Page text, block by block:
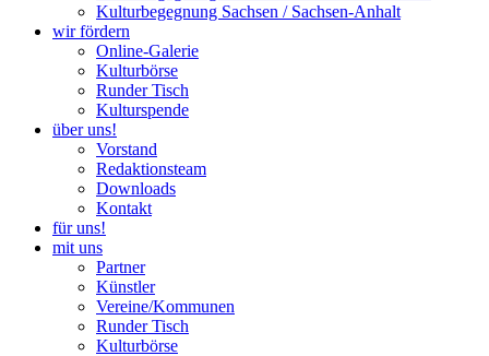
Kulturbegegnung Sachsen / Sachsen-Anhalt
wir fördern
Online-Galerie
Kulturbörse
Runder Tisch
Kulturspende
über uns!
Vorstand
Redaktionsteam
Downloads
Kontakt
für uns!
mit uns
Partner
Künstler
Vereine/Kommunen
Runder Tisch
Kulturbörse